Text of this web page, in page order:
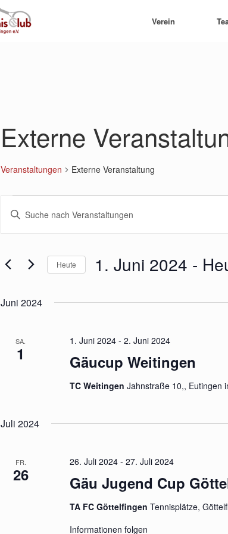
Verein
Externe
Veranstaltungen Externe Veranstaltung
Suche
Ansichten,
Bitte
Schlüsselwort
eingeben.
Veranstaltungen
Schlüsselwort.
Heute 1. Juni 2024 -
Juni 2024
SA.
1 Gäucup Weitingen
1. Juni 2024- 2. Juni 2024
TC Weitingen Jahnstraße 10,, Eutingen
Juli 2024
FR.
26 Gäu Jugend Cup
26. Juli 2024- 27. Juli 2024
TA FC Göttelfingen Tennisplätze,
Informationen folgen